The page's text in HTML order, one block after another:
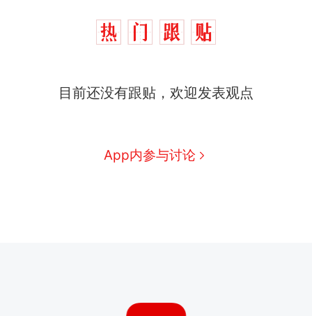
目前还没有跟贴，欢迎发表观点
App内参与讨论